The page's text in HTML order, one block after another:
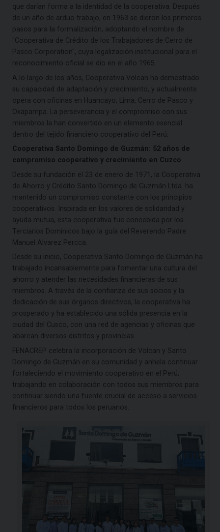
que darían forma a la identidad de la cooperativa. Después
de un año de arduo trabajo, en 1963 se dieron los primeros
pasos para la formalización, adoptando el nombre de
"Cooperativa de Crédito de los Trabajadores de Cerro de
Pasco Corporation", cuya legalización institucional para el
reconocimiento oficial se dio en el año 1965.
A lo largo de los años, Cooperativa Volcan ha demostrado
su capacidad de adaptación y crecimiento, y actualmente
opera con oficinas en Huancayo, Lima, Cerro de Pasco y
Oxapampa. La perseverancia y el compromiso con sus
miembros la han convertido en un elemento esencial
dentro del tejido financiero cooperativo del Perú.
Cooperativa Santo Domingo de Guzmán: 52 años de
compromiso cooperativo y crecimiento en Cuzco
Desde su fundación el 23 de enero de 1971, la Cooperativa
de Ahorro y Crédito Santo Domingo de Guzmán Ltda. ha
mantenido un compromiso constante con los principios
cooperativos. Inspirada en los valores de solidaridad y
ayuda mutua, esta cooperativa fue concebida por los
Terciarios Dominicos bajo la guía del Reverendo Padre
Manuel Alvarez Percca.
Desde su inicio, Cooperativa Santo Domingo de Guzmán ha
trabajado incansablemente para fomentar una cultura del
ahorro y atender las necesidades financieras de sus
miembros. A través de la confianza de sus socios y la
dedicación de sus órganos directivos, la cooperativa ha
prosperado y ha establecido una sólida presencia en la
ciudad del Cusco, con una red de agencias y oficinas que
abarcan diversos distritos y provincias.
FENACREP celebra la incorporación de Volcan y Santo
Domingo de Guzmán en su comunidad y anhela continuar
fortaleciendo el movimiento cooperativo en el Perú,
trabajando en colaboración con todos sus miembros para
continuar siendo una fuente crucial de acceso a servicios
financieros para todos los peruanos.